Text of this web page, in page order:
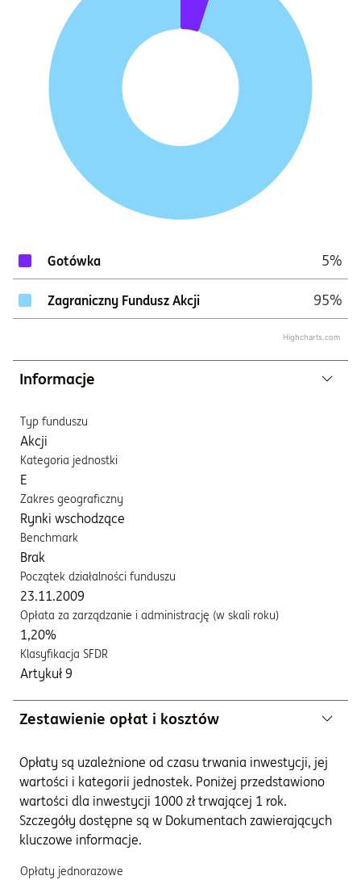
Highcharts.com
Gotówka 5%
Zagraniczny Fundusz Akcji 95%
Informacje
Typ funduszu
Akcji
Kategoria jednostki
E
Zakres geograficzny
Rynki wschodzące
Benchmark
Brak
Początek działalności funduszu
23.11.2009
Opłata za zarządzanie i administrację (w skali roku)
1,20%
Klasyfikacja SFDR
Artykuł 9
Zestawienie opłat i kosztów
Opłaty są uzależnione od czasu trwania inwestycji, jej
wartości i kategorii jednostek. Poniżej przedstawiono
wartości dla inwestycji 1000 zł trwającej 1 rok.
Szczegóły dostępne są w Dokumentach zawierających
kluczowe informacje.
Opłaty jednorazowe